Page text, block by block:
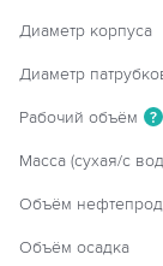
Диаметр корпуса
Диаметр
Рабочий объём ?
Масса (сухая/с
Объём
Объём осадка